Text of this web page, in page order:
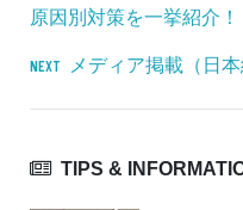
原因別対策を一挙紹介！
NEXT メディア掲載（日
TIPS &